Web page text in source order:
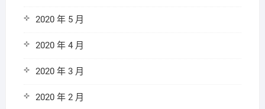
2020 年 5 月
2020 年 4 月
2020 年 3 月
2020 年 2 月